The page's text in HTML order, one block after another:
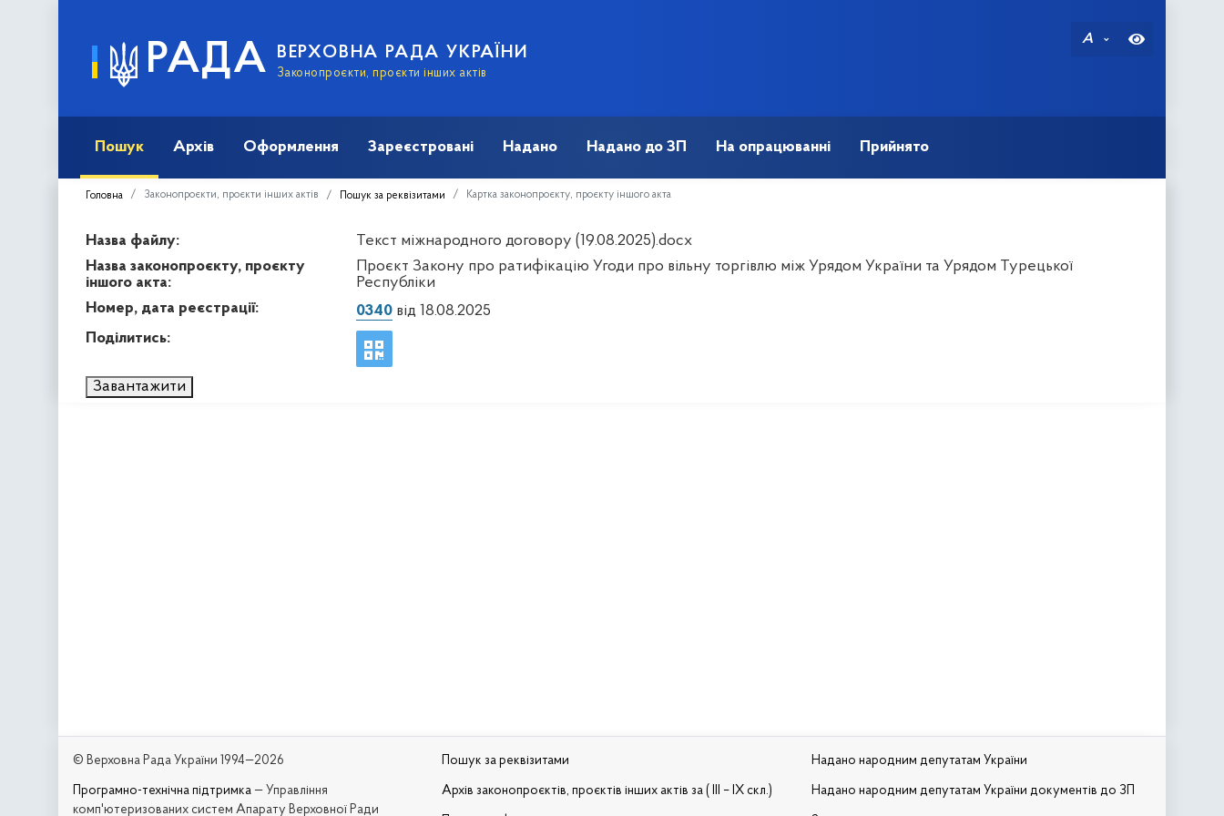
РАДА ВЕРХОВНА РАДА УКРАЇНИ
Законопроєкти, проєкти інших актів
A
Пошук Архів Оформлення Зареєстровані Надано Надано до ЗП На опрацюванні Прийнято
Головна Законопроєкти, проєкти інших актів Пошук за реквізитами Картка законопроєкту, проєкту іншого акта
Назва файлу:
Текст міжнародного договору (19.08.2025).docx
Назва законопроєкту, проєкту
іншого акта:
Проєкт Закону про ратифікацію Угоди про вільну торгівлю між Урядом України та Урядом Турецької
Республіки
Номер, дата реєстрації:
0340від 18.08.2025
Поділитись:
Завантажити
© Верховна Рада України 1994—2026
Програмно-технічна підтримка — Управління
комп'ютеризованих систем Апарату Верховної Ради
Пошук за реквізитами
Архів законопроєктів, проєктів інших актів за ( III – IX скл.)
Надано народним депутатам України
Надано народним депутатам України документів до ЗП